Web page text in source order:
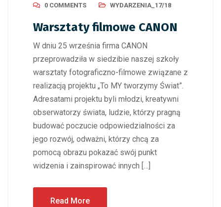
0 COMMENTS WYDARZENIA_17/18
Warsztaty filmowe CANON
W dniu 25 września firma CANON
przeprowadziła w siedzibie naszej szkoły
warsztaty fotograficzno-filmowe związane z
realizacją projektu „To MY tworzymy Świat”.
Adresatami projektu byli młodzi, kreatywni
obserwatorzy świata, ludzie, którzy pragną
budować poczucie odpowiedzialności za
jego rozwój, odważni, którzy chcą za
pomocą obrazu pokazać swój punkt
widzenia i zainspirować innych […]
Read More